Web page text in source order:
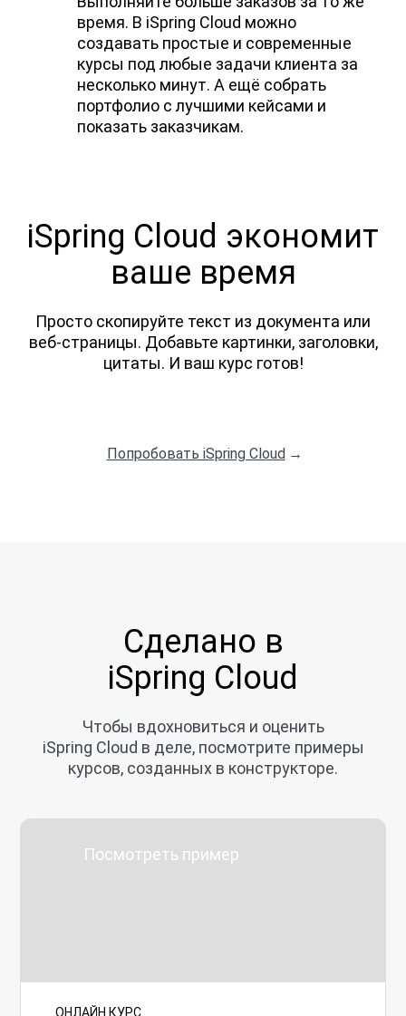
время. В iSpring Cloud можно
создавать простые и современные
курсы под любые задачи клиента за
несколько минут. А ещё собрать
портфолио с лучшими кейсами и
показать заказчикам.
iSpring Cloud экономит
ваше время
Просто скопируйте текст из документа или
веб-страницы. Добавьте картинки, заголовки,
цитаты. И ваш курс готов!
Попробовать iSpring Cloud →
Сделано в
iSpring Cloud
Чтобы вдохновиться и оценить
iSpring Cloud в деле, посмотрите примеры
курсов, созданных в конструкторе.
Посмотреть пример
ОНЛАЙН КУРС